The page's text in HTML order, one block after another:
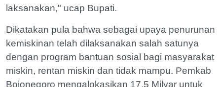
laksanakan," ucap Bupati.
Dikatakan pula bahwa sebagai upaya penurunan
kemiskinan telah dilaksanakan salah satunya
dengan program bantuan sosial bagi masyarakat
miskin, rentan miskin dan tidak mampu. Pemkab
Bojonegoro mengalokasikan 17,5 Milyar untuk